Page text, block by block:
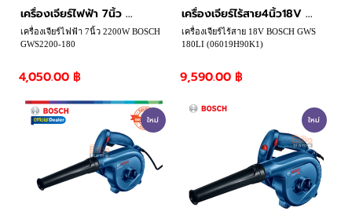
เครื่องเจียร์ไฟฟ้า 7นิ้ว ...
เครื่องเจียร์ไฟฟ้า 7นิ้ว 2200W BOSCH
GWS2200-180
4,050.00 ฿
เครื่องเจียร์ไร้สาย4นิ้ว18V ...
เครื่องเจียร์ไร้สาย 18V BOSCH GWS
180LI (06019H90K1)
9,590.00 ฿
ใหม่ ใหม่